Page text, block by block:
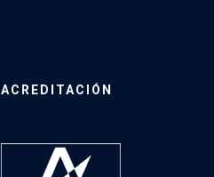
ACREDITACIÓN